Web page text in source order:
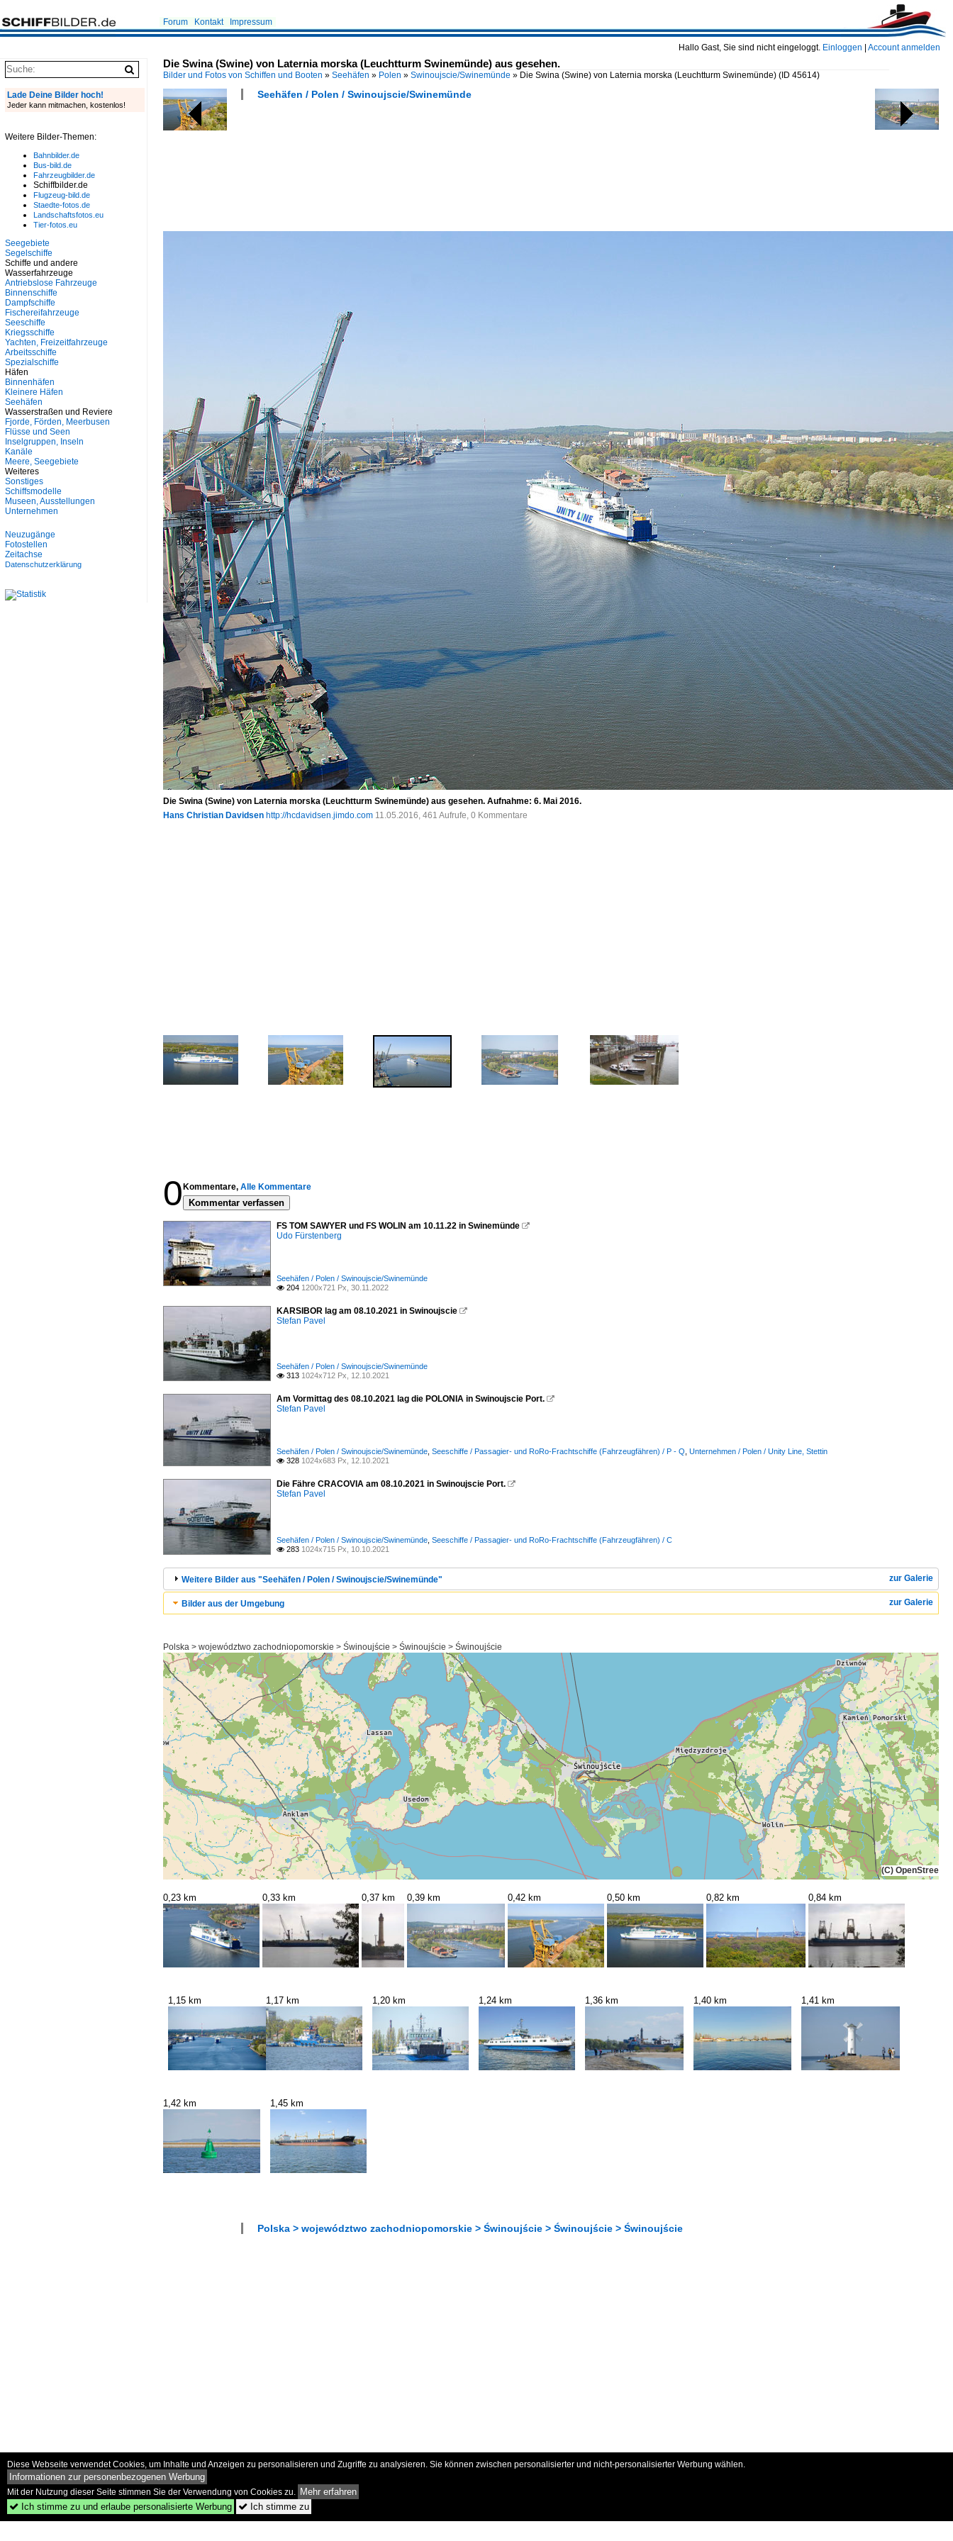
Hallo Gast, Sie sind nicht eingeloggt. Einloggen Account anmelden
Forum Kontakt Impressum
Die Swina (Swine) von Laternia morska (Leuchtturm Swinemünde) aus gesehen.
Bilder und Fotos von Schiffen und Booten » Seehäfen » Polen » Swinoujscie/Swinemünde » Die Swina (Swine) von Laternia morska (Leuchtturm Swinemünde) (ID 45614)
Seehäfen / Polen / Swinoujscie/Swinemünde
Die Swina (Swine) von Laternia morska (Leuchtturm Swinemünde) aus gesehen. Aufnahme: 6. Mai 2016.
Hans Christian Davidsen http://hcdavidsen.jimdo.com 11.05.2016, 461 Aufrufe, 0 Kommentare
0 Kommentare, Alle Kommentare
Kommentar verfassen
FS TOM SAWYER und FS WOLIN am 10.11.22 in Swinemünde 
Udo Fürstenberg
Seehäfen / Polen / Swinoujscie/Swinemünde
 204 1200x721 Px, 30.11.2022
KARSIBOR lag am 08.10.2021 in Swinoujscie 
Stefan Pavel
Seehäfen / Polen / Swinoujscie/Swinemünde
 313 1024x712 Px, 12.10.2021
Am Vormittag des 08.10.2021 lag die POLONIA in Swinoujscie Port. 
Stefan Pavel
Seehäfen / Polen / Swinoujscie/Swinemünde Seeschiffe / Passagier- und RoRo-Frachtschiffe (Fahrzeugfähren) / P - Q Unternehmen / Polen / Unity Line, Stettin
 328 1024x683 Px, 12.10.2021
Die Fähre CRACOVIA am 08.10.2021 in Swinoujscie Port. 
Stefan Pavel
Seehäfen / Polen / Swinoujscie/Swinemünde Seeschiffe / Passagier- und RoRo-Frachtschiffe (Fahrzeugfähren) / C
 283 1024x715 Px, 10.10.2021
zur Galerie
Weitere Bilder aus "Seehäfen / Polen / Swinoujscie/Swinemünde"
zur Galerie
Bilder aus der Umgebung
Polska > województwo zachodniopomorskie > Świnoujście > Świnoujście > Świnoujście
(C)
0,23 km 0,33 km 0,37 km 0,39 km 0,42 km 0,50 km 0,82 km 0,84 km
1,15 km 1,17 km 1,20 km 1,24 km 1,36 km 1,40 km 1,41 km
1,42 km 1,45 km
Polska > województwo zachodniopomorskie > Świnoujście > Świnoujście > Świnoujście
Lade Deine Bilder hoch!
Jeder kann mitmachen, kostenlos!
Weitere Bilder-Themen:
Bahnbilder.de
Bus-bild.de
Fahrzeugbilder.de
Schiffbilder.de
Flugzeug-bild.de
Staedte-fotos.de
Landschaftsfotos.eu
Tier-fotos.eu
Seegebiete
Segelschiffe
Schiffe und andere
Wasserfahrzeuge
Antriebslose Fahrzeuge
Binnenschiffe
Dampfschiffe
Fischereifahrzeuge
Seeschiffe
Kriegsschiffe
Yachten, Freizeitfahrzeuge
Arbeitsschiffe
Spezialschiffe
Häfen
Binnenhäfen
Kleinere Häfen
Seehäfen
Wasserstraßen und Reviere
Fjorde, Förden, Meerbusen
Flüsse und Seen
Inselgruppen, Inseln
Kanäle
Meere, Seegebiete
Weiteres
Sonstiges
Schiffsmodelle
Museen, Ausstellungen
Unternehmen
Neuzugänge
Fotostellen
Zeitachse
Datenschutzerklärung
Diese Webseite verwendet Cookies, um Inhalte und Anzeigen zu personalisieren und Zugriffe zu analysieren. Sie können zwischen personalisierter und nicht-personalisierter Werbung wählen.
Informationen zur personenbezogenen Werbung
Mit der Nutzung dieser Seite stimmen Sie der Verwendung von Cookies zu. Mehr erfahren
 Ich stimme zu und erlaube personalisierte Werbung  Ich stimme zu